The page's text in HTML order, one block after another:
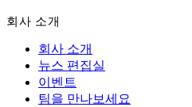
회사 소개
회사 소개
뉴스 편집실
이벤트
팀을 만나보세요